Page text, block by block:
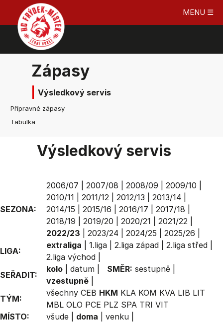
MENU ☰
Zápasy
Výsledkový servis
Přípravné zápasy
Tabulka
Výsledkový servis
SEZONA:
2006/07 2007/08 2008/09 2009/10
2010/11
2011/12 2012/13 2013/14
2014/15
2015/16 2016/17 2017/18
2018/19
2019/20 2020/21 2021/22
2022/23
2023/24 2024/25 2025/26
LIGA:
extraliga 1.liga 2.liga západ 2.liga střed
2.liga východ
SEŘADIT:
kolo datum SMĚR: sestupně
vzestupně
TÝM:
všechny CEB HKM KLA KOM KVA LIB LIT
MBL OLO PCE PLZ SPA TRI VIT
MÍSTO:
všude doma venku